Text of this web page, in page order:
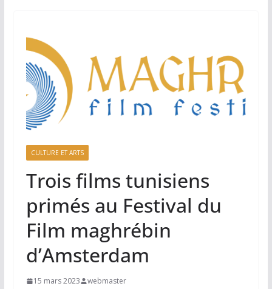
CULTURE ET ARTS
Trois films tunisiens
primés au Festival du
Film maghrébin
d’Amsterdam
15 mars 2023 webmaster